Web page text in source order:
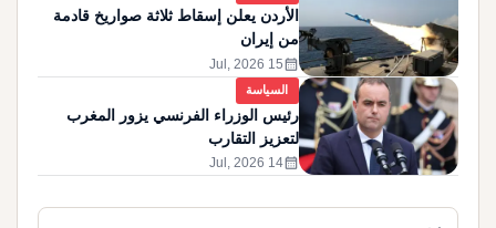
الأردن يعلن إسقاط ثلاثة صواريخ قادمة
من إيران
calendar_month
15 Jul, 2026
السياسة
رئيس الوزراء الفرنسي يزور المغرب
لتعزيز التقارب
calendar_month
14 Jul, 2026